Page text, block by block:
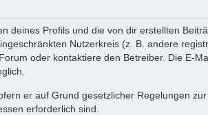
deines Profils und die von dir erstellten
Nutzerkreis (z. B. andere
oder kontaktiere den Betreiber. Die E-
er auf Grund gesetzlicher Regelungen zur
erforderlich sind.